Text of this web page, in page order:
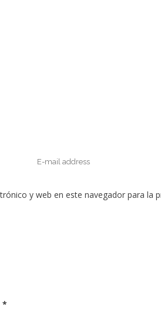
y web en este navegador para la
*